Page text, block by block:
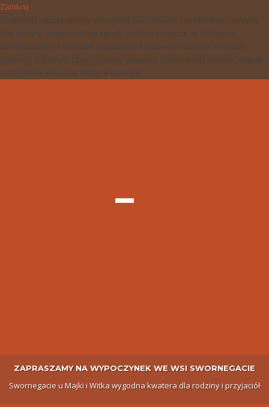
Zamknij
W ramach naszej witryny stosujemy pliki cookies. Korzystanie z witryny
bez zmiany ustawień dotyczących cookies oznacza, że będą one
zamieszczane w Państwa urządzeniu końcowym. Możecie Państwo
dokonać w każdym czasie zmiany ustawień dotyczących cookies. Więcej
szczegółów w naszej 'Polityce Cookies'.
ZAPRASZAMY NA WYPOCZYNEK WE WSI SWORNEGACIE
Swornegacie u Majki i Witka wygodna kwatera dla rodziny i przyjaciół